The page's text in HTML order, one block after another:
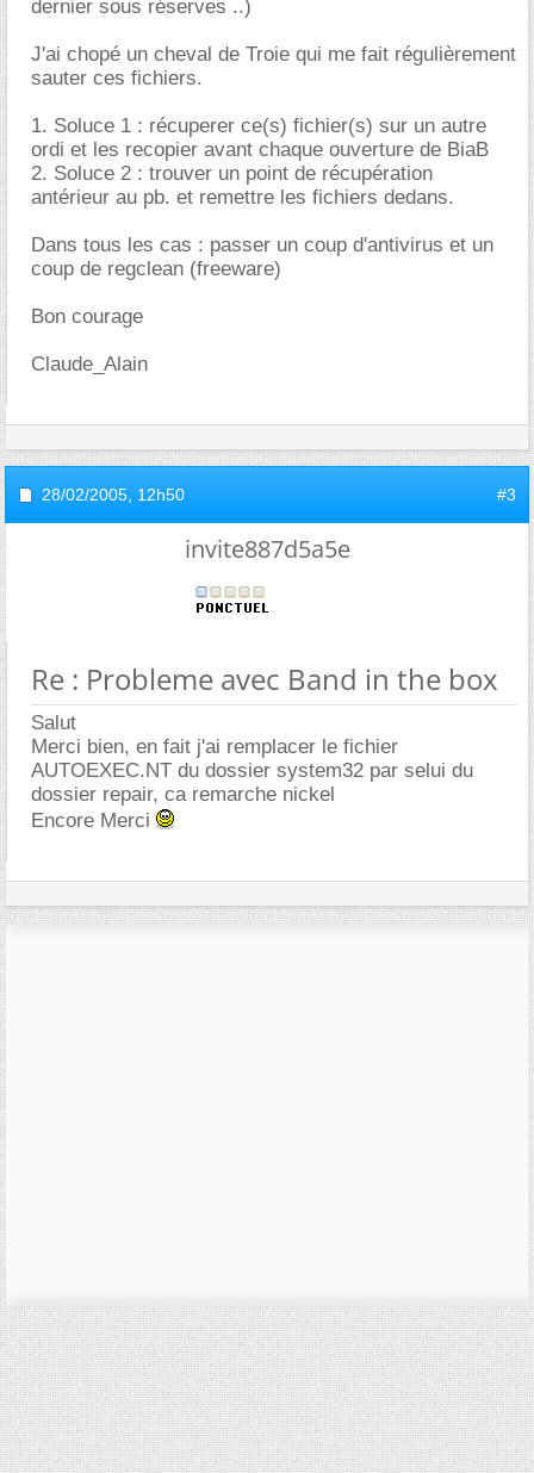
dernier sous réserves ..)
J'ai chopé un cheval de Troie qui me fait régulièrement
sauter ces fichiers.
1. Soluce 1 : récuperer ce(s) fichier(s) sur un autre
ordi et les recopier avant chaque ouverture de BiaB
2. Soluce 2 : trouver un point de récupération
antérieur au pb. et remettre les fichiers dedans.
Dans tous les cas : passer un coup d'antivirus et un
coup de regclean (freeware)
Bon courage
Claude_Alain
28/02/2005, 12h50 #3
invite887d5a5e
Re : Probleme avec Band in the box
Salut
Merci bien, en fait j'ai remplacer le fichier
AUTOEXEC.NT du dossier system32 par selui du
dossier repair, ca remarche nickel
Encore Merci